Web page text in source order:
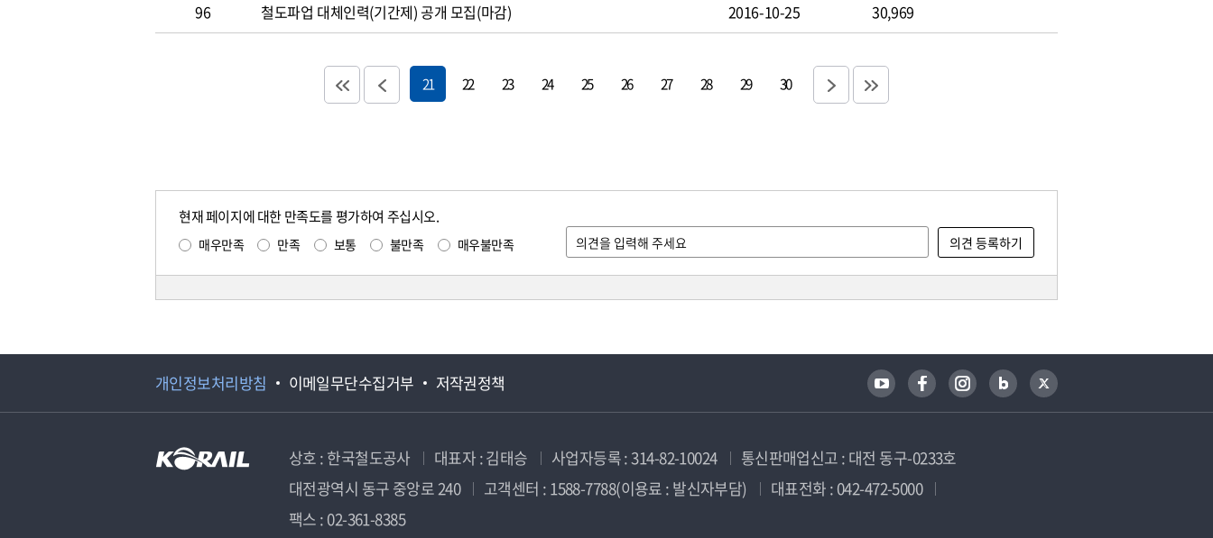
96
철도파업 대체인력(기간제) 공개 모집(마감) 2016-10-25 30,969
21 22 23 24 25 26 27 28 29 30
현재 페이지에 대한 만족도를 평가하여 주십시오.
매우만족 만족 보통 불만족 매우불만족
개인정보처리방침 이메일무단수집거부 저작권정책
상호 : 한국철도공사 대표자 : 김태승 사업자등록 : 314-82-10024
통신판매업신고 : 대전 동구-0233호
대전광역시 동구 중앙로 240
고객센터 : 1588-7788(이용료 : 발신자부담)
대표전화 : 042-472-5000
팩스 : 02-361-8385